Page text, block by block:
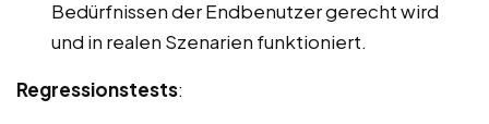
Bedürfnissen der Endbenutzer gerecht wird
und in realen Szenarien funktioniert.
Regressionstests: